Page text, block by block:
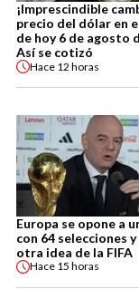
¡Imprescindible
precio del dólar en
de hoy 6 de agosto
Así se cotizó
Hace 12 horas
Europa se opone a
con 64 selecciones
otra idea de la FIFA
Hace 15 horas